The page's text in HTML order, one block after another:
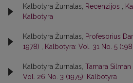
Kalbotyra Žurnalas, Recenzijos
Kalbotyra
Kalbotyra Žurnalas,
Profesorius
1978)
Kalbotyra: Vol. 31 No. 5
Kalbotyra Žurnalas, Tamara
Vol. 26 No. 3 (1975): Kalbotyra